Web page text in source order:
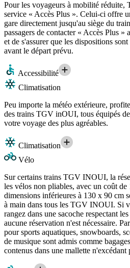
Pour les voyageurs à mobilité
service « Accès Plus ». Celui-ci offre
gare directement jusqu'au siège du
passagers de contacter « Accès Plus
et de s'assurer que les dispositions
avant le départ prévu.
Accessibilité
Climatisation
Peu importe la météo extérieure,
des trains TGV inOUI, tous équipés
votre voyage des plus agréables.
Climatisation
Vélo
Sur certains trains TGV INOUI, la
les vélos non pliables, avec un coût
dimensions inférieures à 130 x 90 cm
à main dans tous les TGV INOUI. Si
rangez dans une sacoche respectant
aucune réservation n'est nécessaire.
pour sports aquatiques, snowboards,
de musique sont admis comme
contenus dans une mallette n'excédant